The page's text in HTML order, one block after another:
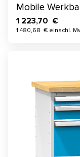
Mobile
1 223,70 €
1 480,68 € einschl.